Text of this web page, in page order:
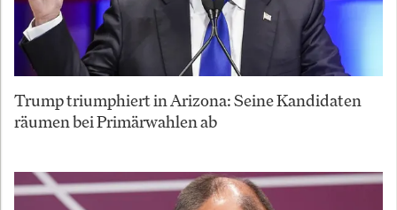
Trump triumphiert in Arizona: Seine Kandidaten
räumen bei Primärwahlen ab